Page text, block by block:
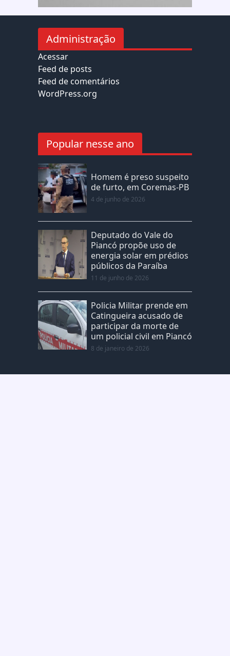
Administração
Acessar
Feed de posts
Feed de comentários
WordPress.org
Popular nesse ano
Homem é preso suspeito
de furto, em Coremas-PB
4 de junho de 2026
Deputado do Vale do
Piancó propõe uso de
energia solar em prédios
públicos da Paraíba
11 de junho de 2026
Policia Militar prende em
Catingueira acusado de
participar da morte de
um policial civil em Piancó
8 de janeiro de 2026